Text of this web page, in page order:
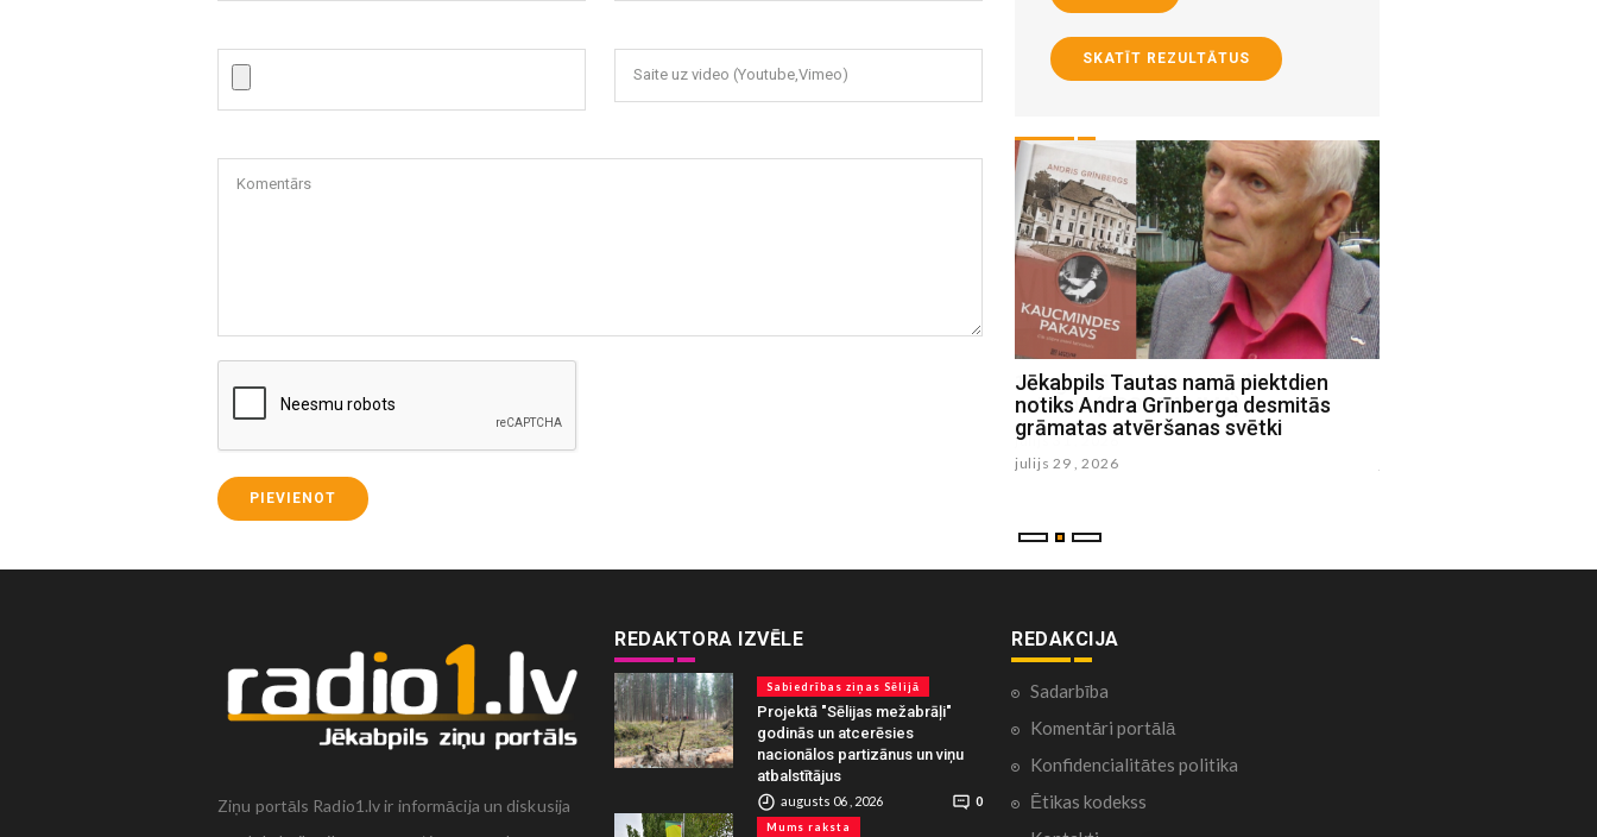
Saite uz video (Youtube,Vimeo)
Komentārs
PIEVIENOT
SKATĪT REZULTĀTUS
Jēkabpils Tautas namā piektdien
notiks Andra Grīnberga desmitās
grāmatas atvēršanas svētki
julijs 29 , 2026
Ziņu portāls Radio1.lv ir informācija un diskusija
REDAKTORA IZVĒLE
Sabiedrības ziņas Sēlijā
Projektā "Sēlijas mežabrāļi"
godinās un atcerēsies
nacionālos partizānus un viņu
atbalstītājus
augusts 06 , 2026 0
Mums raksta
REDAKCIJA
Sadarbība
Komentāri portālā
Konfidencialitātes politika
Ētikas kodekss